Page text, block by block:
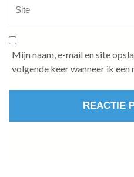
Mijn naam, e-mail en site
volgende keer wanneer ik een